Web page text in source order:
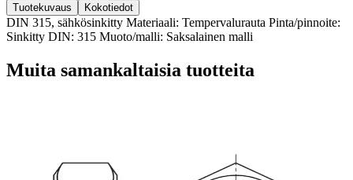
Tuotekuvaus
Kokotiedot
DIN 315, sähkösinkitty Materiaali: Tempervalurauta Pinta/pinnoite:
Sinkitty DIN: 315 Muoto/malli: Saksalainen malli
Muita samankaltaisia tuotteita